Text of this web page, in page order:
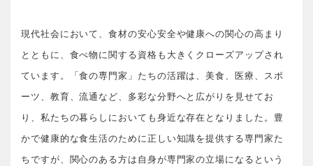
現代社会において、食材の安心安全や健康への関心の高まり
とともに、食べ物に関する資格も大きくクローズアップされ
ています。「食の専門家」たちの活躍は、美食、医療、スポ
ーツ、教育、流通など、多彩な分野へと広がりを見せてお
り、私たちの暮らしにおいても身近な存在となりました。豊
かで健康的な食生活のために正しい知識を提供する専門家た
ちですが、関心のある方は自身が専門家の立場になるという